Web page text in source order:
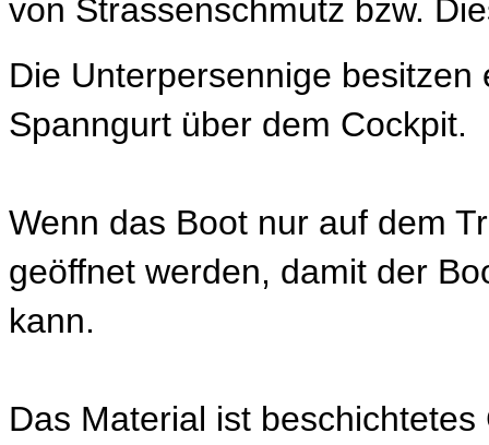
von Strassenschmutz bzw.
Die Unterpersennige
Spanngurt über dem Cockpit.
Wenn das Boot nur auf dem
geöffnet werden, damit der
kann.
Das Material ist